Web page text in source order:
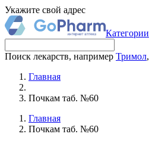
Укажите свой адрес
Категории
Поиск лекарств, например Тримол,
Главная
Почкам таб. №60
Главная
Почкам таб. №60